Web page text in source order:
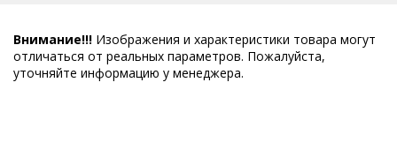
Внимание!!! Изображения и характеристики товара могут
отличаться от реальных параметров. Пожалуйста,
уточняйте информацию у менеджера.